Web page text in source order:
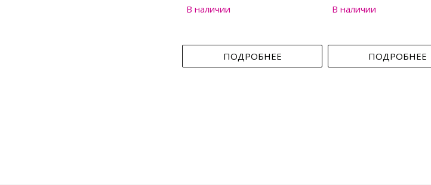
В наличии
ПОДРОБНЕЕ
В наличии
ПОДРОБНЕЕ